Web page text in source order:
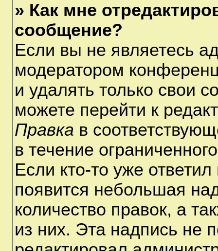
» Как мне
сообщение?
Если вы не являетесь
модератором
и удалять только свои
можете перейти к
Правка в
в течение
Если кто-то уже
появится небольшая
количество правок, а
из них. Эта надпись не